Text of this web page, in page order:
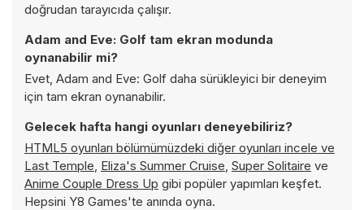
doğrudan tarayıcıda çalışır.
Adam and Eve: Golf tam ekran modunda
oynanabilir mi?
Evet, Adam and Eve: Golf daha sürükleyici bir deneyim
için tam ekran oynanabilir.
Gelecek hafta hangi oyunları deneyebiliriz?
HTML5 oyunları bölümümüzdeki diğer oyunları incele ve
Last Temple, Eliza's Summer Cruise, Super Solitaire ve
Anime Couple Dress Up gibi popüler yapımları keşfet.
Hepsini Y8 Games'te anında oyna.